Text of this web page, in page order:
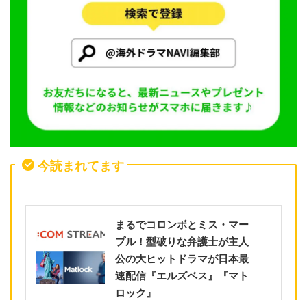
今読まれてます
まるでコロンボとミス・マー
プル！型破りな弁護士が主人
公の大ヒットドラマが日本最
速配信『エルズベス』『マト
ロック』